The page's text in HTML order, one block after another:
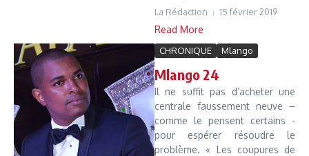
La Rédaction 15 février 2019
Read More
CHRONIQUE Mlango
Mlango 24
Il ne suffit pas d’acheter une
centrale faussement neuve –
comme le pensent certains -
pour espérer résoudre le
problème. « Les coupures de